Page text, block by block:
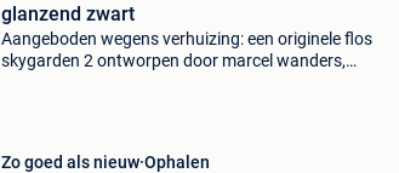
glanzend zwart
Aangeboden wegens verhuizing: een originele flos
skygarden 2 ontworpen door marcel wanders,
Zo goed als nieuw Ophalen